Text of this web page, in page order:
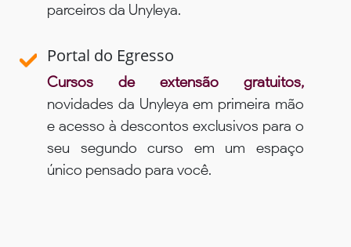
parceiros da Unyleya.
Portal do Egresso
Cursos de extensão gratuitos,
novidades da Unyleya em primeira mão
e acesso à descontos exclusivos para o
seu segundo curso em um espaço
único pensado para você.